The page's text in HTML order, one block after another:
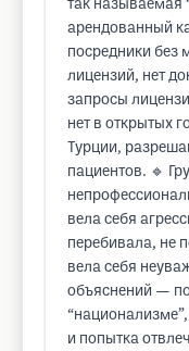
так называемая
арендованный
посредники без
лицензий, нет
запросы
нет в открытых
Турции,
пациентов. 🔹
вела себя
перебивала, не
вела себя
объяснений —
и попытка